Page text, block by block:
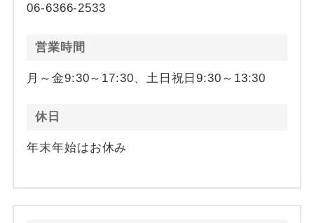
06-6366-2533
営業時間
月～金9:30～17:30、土日祝日9:30～13:30
休日
年末年始はお休み